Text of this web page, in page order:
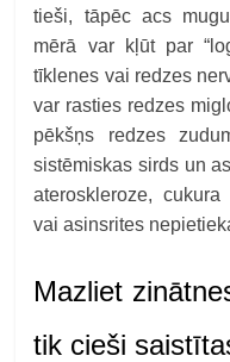
tieši, tāpēc acs
mērā var kļūt par
tīklenes vai redzes
var rasties redzes
pēkšņs redzes
sistēmiskas sirds un
ateroskleroze,
vai asinsrites
Mazliet
tik cieši